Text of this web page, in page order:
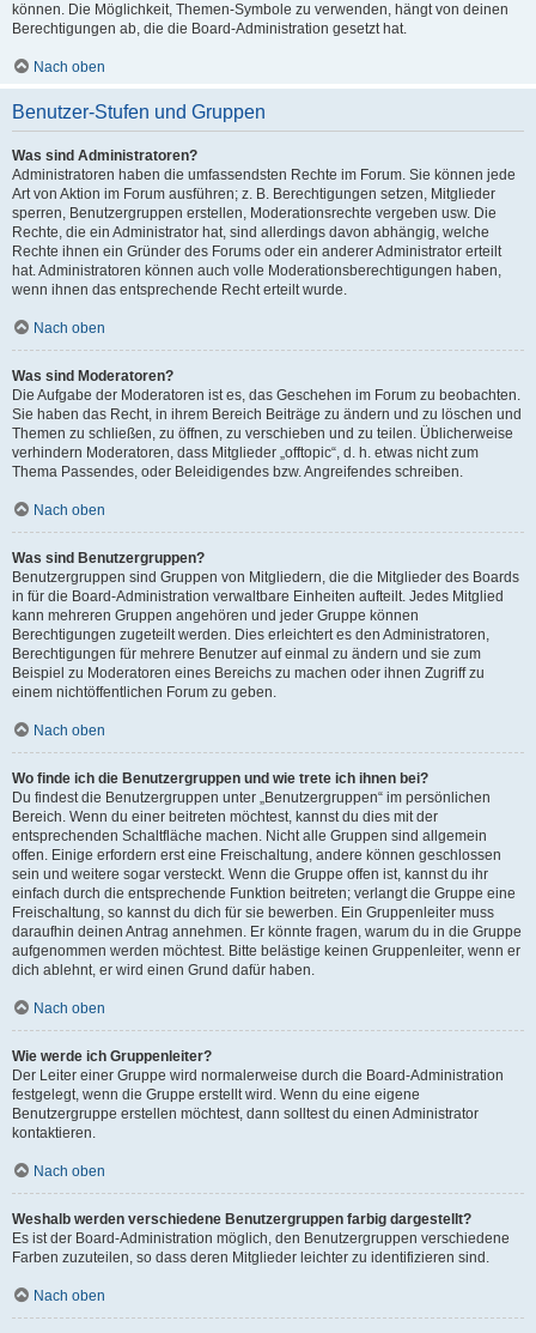
können. Die Möglichkeit, Themen-Symbole zu verwenden, hängt von deinen
Berechtigungen ab, die die Board-Administration gesetzt hat.
Nach oben
Benutzer-Stufen und Gruppen
Was sind Administratoren?
Administratoren haben die umfassendsten Rechte im Forum. Sie können jede
Art von Aktion im Forum ausführen; z. B. Berechtigungen setzen, Mitglieder
sperren, Benutzergruppen erstellen, Moderationsrechte vergeben usw. Die
Rechte, die ein Administrator hat, sind allerdings davon abhängig, welche
Rechte ihnen ein Gründer des Forums oder ein anderer Administrator erteilt
hat. Administratoren können auch volle Moderationsberechtigungen haben,
wenn ihnen das entsprechende Recht erteilt wurde.
Nach oben
Was sind Moderatoren?
Die Aufgabe der Moderatoren ist es, das Geschehen im Forum zu beobachten.
Sie haben das Recht, in ihrem Bereich Beiträge zu ändern und zu löschen und
Themen zu schließen, zu öffnen, zu verschieben und zu teilen. Üblicherweise
verhindern Moderatoren, dass Mitglieder „offtopic“, d. h. etwas nicht zum
Thema Passendes, oder Beleidigendes bzw. Angreifendes schreiben.
Nach oben
Was sind Benutzergruppen?
Benutzergruppen sind Gruppen von Mitgliedern, die die Mitglieder des Boards
in für die Board-Administration verwaltbare Einheiten aufteilt. Jedes Mitglied
kann mehreren Gruppen angehören und jeder Gruppe können
Berechtigungen zugeteilt werden. Dies erleichtert es den Administratoren,
Berechtigungen für mehrere Benutzer auf einmal zu ändern und sie zum
Beispiel zu Moderatoren eines Bereichs zu machen oder ihnen Zugriff zu
einem nichtöffentlichen Forum zu geben.
Nach oben
Wo finde ich die Benutzergruppen und wie trete ich ihnen bei?
Du findest die Benutzergruppen unter „Benutzergruppen“ im persönlichen
Bereich. Wenn du einer beitreten möchtest, kannst du dies mit der
entsprechenden Schaltfläche machen. Nicht alle Gruppen sind allgemein
offen. Einige erfordern erst eine Freischaltung, andere können geschlossen
sein und weitere sogar versteckt. Wenn die Gruppe offen ist, kannst du ihr
einfach durch die entsprechende Funktion beitreten; verlangt die Gruppe eine
Freischaltung, so kannst du dich für sie bewerben. Ein Gruppenleiter muss
daraufhin deinen Antrag annehmen. Er könnte fragen, warum du in die Gruppe
aufgenommen werden möchtest. Bitte belästige keinen Gruppenleiter, wenn er
dich ablehnt, er wird einen Grund dafür haben.
Nach oben
Wie werde ich Gruppenleiter?
Der Leiter einer Gruppe wird normalerweise durch die Board-Administration
festgelegt, wenn die Gruppe erstellt wird. Wenn du eine eigene
Benutzergruppe erstellen möchtest, dann solltest du einen Administrator
kontaktieren.
Nach oben
Weshalb werden verschiedene Benutzergruppen farbig dargestellt?
Es ist der Board-Administration möglich, den Benutzergruppen verschiedene
Farben zuzuteilen, so dass deren Mitglieder leichter zu identifizieren sind.
Nach oben